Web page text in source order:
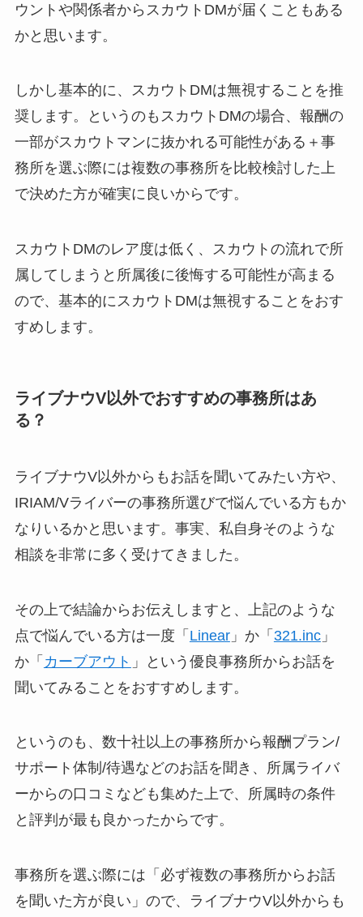
ウントや関係者からスカウトDMが届くこともある
かと思います。
しかし基本的に、スカウトDMは無視することを推
奨します。というのもスカウトDMの場合、報酬の
一部がスカウトマンに抜かれる可能性がある＋事
務所を選ぶ際には複数の事務所を比較検討した上
で決めた方が確実に良いからです。
スカウトDMのレア度は低く、スカウトの流れで所
属してしまうと所属後に後悔する可能性が高まる
ので、基本的にスカウトDMは無視することをおす
すめします。
ライブナウV以外でおすすめの事務所はあ
る？
ライブナウV以外からもお話を聞いてみたい方や、
IRIAM/Vライバーの事務所選びで悩んでいる方もか
なりいるかと思います。事実、私自身そのような
相談を非常に多く受けてきました。
その上で結論からお伝えしますと、上記のような
点で悩んでいる方は一度「 Linear」か「 321.inc」
か「 カーブアウト 」という優良事務所からお話を
聞いてみることをおすすめします。
というのも、数十社以上の事務所から報酬プラン/
サポート体制/待遇などのお話を聞き、所属ライバ
ーからの口コミなども集めた上で、所属時の条件
と評判が最も良かったからです。
事務所を選ぶ際には「必ず複数の事務所からお話
を聞いた方が良い」ので、ライブナウV以外からも